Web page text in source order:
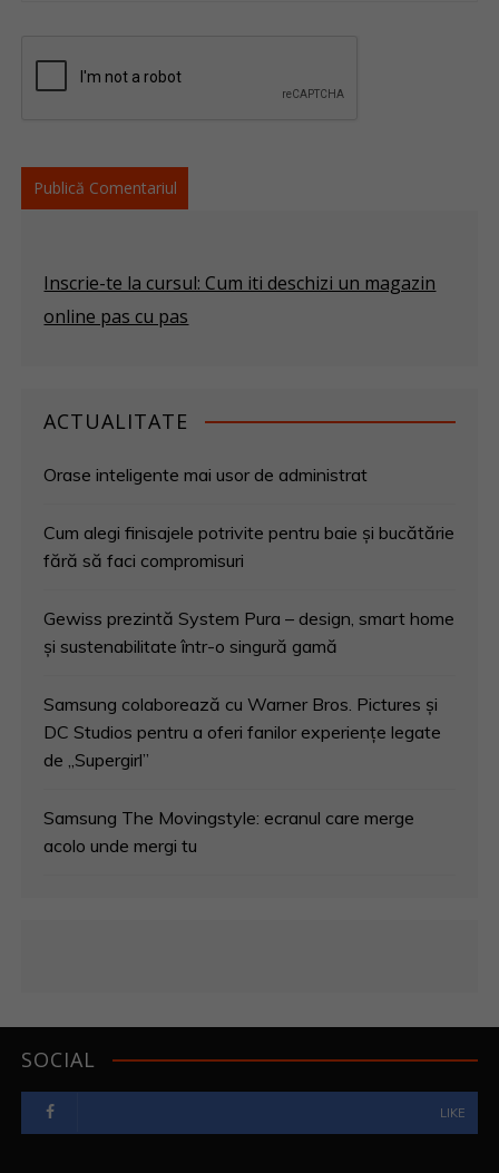
Inscrie-te la cursul: Cum iti deschizi un magazin
online pas cu pas
ACTUALITATE
Orase inteligente mai usor de administrat
Cum alegi finisajele potrivite pentru baie și bucătărie
fără să faci compromisuri
Gewiss prezintă System Pura – design, smart home
și sustenabilitate într-o singură gamă
Samsung colaborează cu Warner Bros. Pictures și
DC Studios pentru a oferi fanilor experiențe legate
de „Supergirl”
Samsung The Movingstyle: ecranul care merge
acolo unde mergi tu
SOCIAL
LIKE